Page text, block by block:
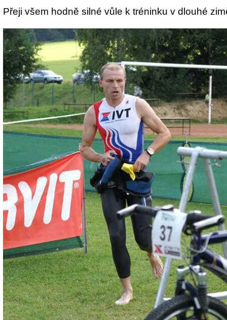
Přeji všem hodně silné vůle k tréninku v dlouhé